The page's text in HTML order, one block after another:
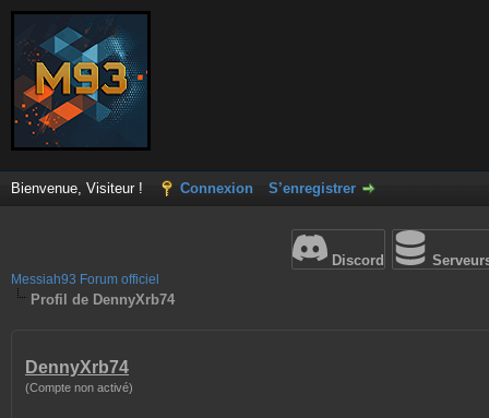
Bienvenue, Visiteur ! Connexion S’enregistrer
Discord
Messiah93 Forum officiel
Profil de DennyXrb74
DennyXrb74
(Compte non activé)